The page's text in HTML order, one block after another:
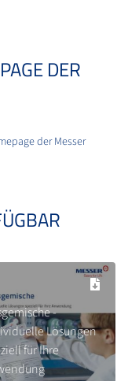
DER
der Messer
-
Lösungen
für Ihre